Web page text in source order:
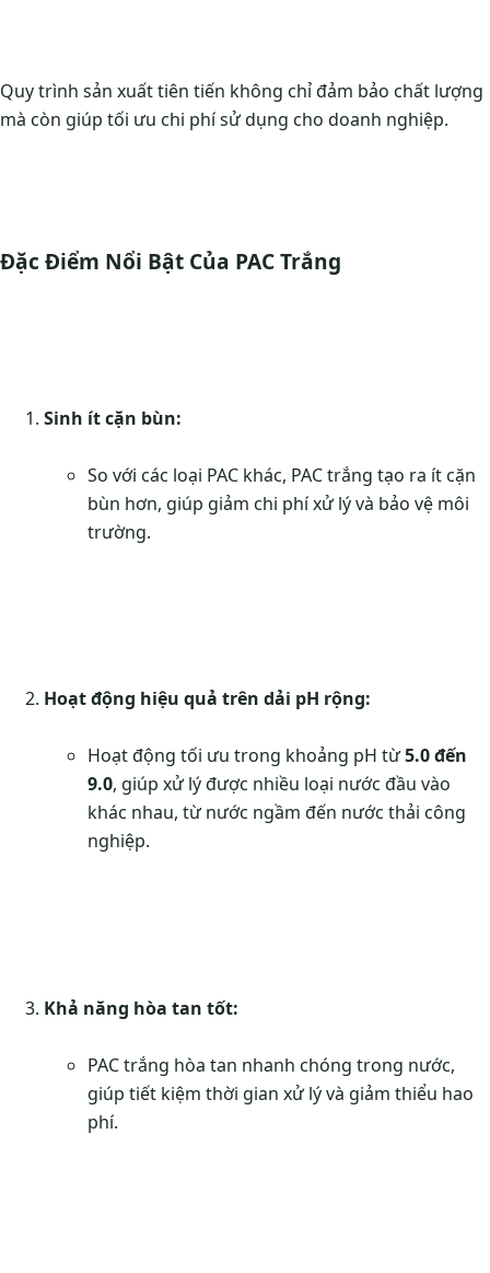
Quy trình sản xuất tiên tiến không chỉ đảm bảo chất lượng
mà còn giúp tối ưu chi phí sử dụng cho doanh nghiệp.
Đặc Điểm Nổi Bật Của PAC Trắng
Sinh ít cặn bùn:
So với các loại PAC khác, PAC trắng tạo ra ít cặn
bùn hơn, giúp giảm chi phí xử lý và bảo vệ môi
trường.
Hoạt động hiệu quả trên dải pH rộng:
Hoạt động tối ưu trong khoảng pH từ5.0 đến
9.0, giúp xử lý được nhiều loại nước đầu vào
khác nhau, từ nước ngầm đến nước thải công
nghiệp.
Khả năng hòa tan tốt:
PAC trắng hòa tan nhanh chóng trong nước,
giúp tiết kiệm thời gian xử lý và giảm thiểu hao
phí.